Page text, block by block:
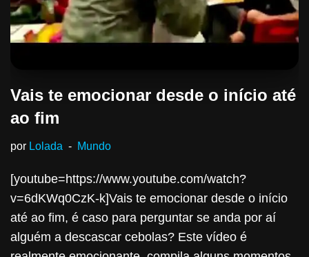
Vais te emocionar desde o início até
ao fim
por Lolada Mundo
[youtube=https://www.youtube.com/watch?
v=6dKWq0CzK-k]Vais te emocionar desde o início
até ao fim, é caso para perguntar se anda por aí
alguém a descascar cebolas? Este vídeo é